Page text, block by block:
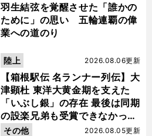
羽生結弦を覚醒させた「誰かの
ために」の思い 五輪連覇の偉
業への道のり
【箱根駅伝 名ランナー列伝】大
津顕杜 東洋大黄金期を支えた
「いぶし銀」の存在 最後は同期
の設楽兄弟も受賞できなかった
金栗杯に輝く
2026.08.06更新
陸上
2026.08.05更新
その他